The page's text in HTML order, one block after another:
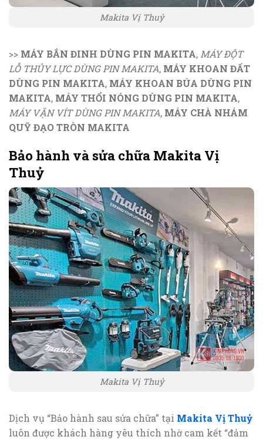
Makita Vị Thuỷ
>> MÁY BẮN ĐINH DÙNG PIN MAKITA, MÁY ĐỘT
LỖ THỦY LỰC DÙNG PIN MAKITA, MÁY KHOAN ĐẤT
DÙNG PIN MAKITA, MÁY KHOAN BÚA DÙNG PIN
MAKITA, MÁY THỔI NÓNG DÙNG PIN MAKITA,
MÁY VẶN VÍT DÙNG PIN MAKITA, MÁY CHÀ NHÁM
QUỸ ĐẠO TRÒN MAKITA
Bảo hành và sửa chữa Makita Vị
Thuỷ
Makita Vị Thuỷ
Dịch vụ “Bảo hành sau sửa chữa” tại Makita Vị Thuỷ
luôn được khách hàng yêu thích nhờ cam kết “đảm